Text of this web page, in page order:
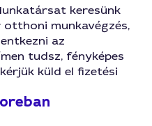
keresünk
munkavégzés,
az
tudsz, fényképes
küld el fizetési